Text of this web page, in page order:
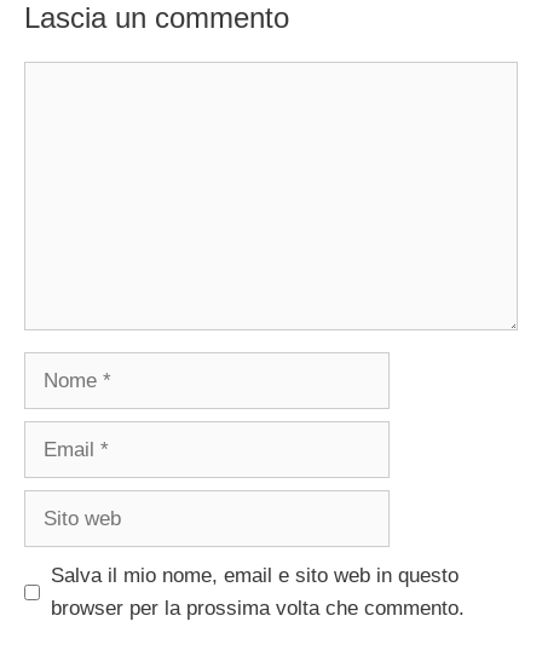
Lascia un commento
Nome
Email
Sito
Salva il mio nome, email e sito web in questo
browser per la prossima volta che commento.